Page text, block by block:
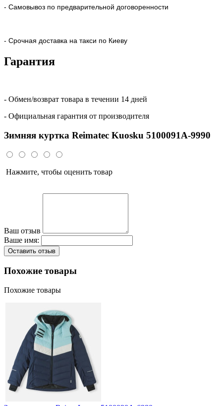
- Самовывоз по предварительной договоренности
- Срочная доставка на такси по Киеву
Гарантия
- Обмен/возврат товара в течении 14 дней
- Официальная гарантия от производителя
Зимняя куртка Reimatec Kuosku 5100091A-9990
Нажмите, чтобы оценить товар
Ваш отзыв
Ваше имя:
Оставить отзыв
Похожие товары
Похожие товары